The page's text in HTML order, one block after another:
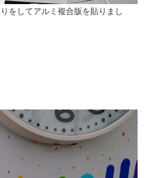
をしてアルミ複合版を貼りまし